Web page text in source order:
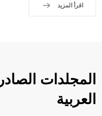
اقرأ المزيد
المجلدات
العربية